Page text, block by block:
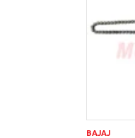
BAJAJ